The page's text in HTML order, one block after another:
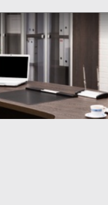
all'asta a
827edc0a